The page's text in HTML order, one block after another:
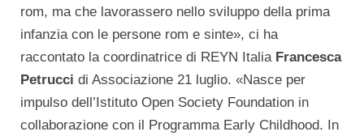
rom, ma che lavorassero nello sviluppo della prima
infanzia con le persone rom e sinte», ci ha
raccontato la coordinatrice di REYN Italia Francesca
Petrucci di Associazione 21 luglio. «Nasce per
impulso dell’Istituto Open Society Foundation in
collaborazione con il Programma Early Childhood. In